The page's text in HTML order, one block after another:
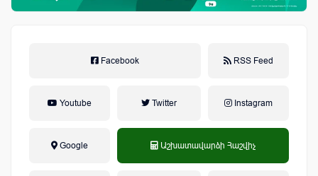
Facebook RSS Feed
Youtube Twitter Instagram
Google Աշխատավարձի Հաշվիչ